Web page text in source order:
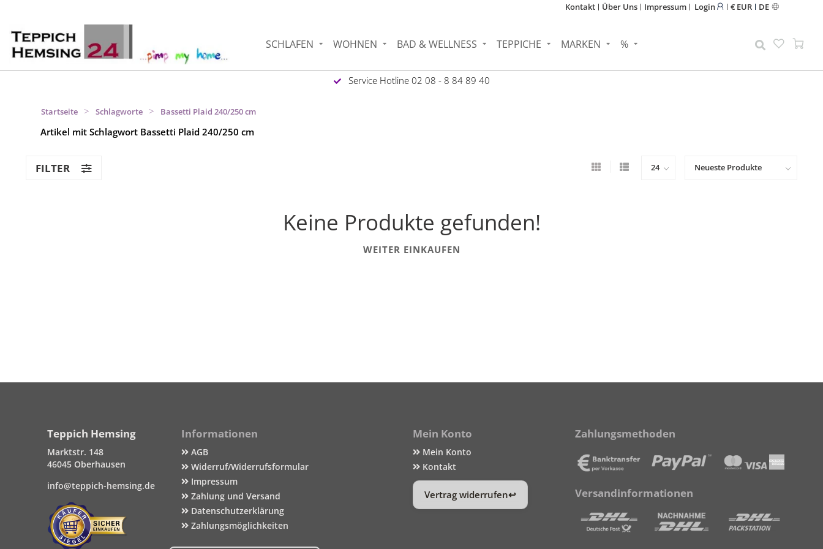
Kontakt Über Uns Impressum Login € EUR DE
SCHLAFEN WOHNEN BAD & WELLNESS TEPPICHE MARKEN %
Service Hotline 02 08 - 8 84 89 40
Startseite > Schlagworte > Bassetti Plaid 240/250 cm
Artikel mit Schlagwort Bassetti Plaid 240/250 cm
FILTER
Keine Produkte gefunden!
WEITER EINKAUFEN
Teppich Hemsing
Marktstr. 148
46045 Oberhausen
info@teppich-hemsing.de
Informationen
AGB
Widerruf/Widerrufsformular
Impressum
Zahlung und Versand
Datenschutzerklärung
Zahlungsmöglichkeiten
Mein Konto
Mein Konto
Kontakt
Vertrag widerrufen
Zahlungsmethoden
Versandinformationen